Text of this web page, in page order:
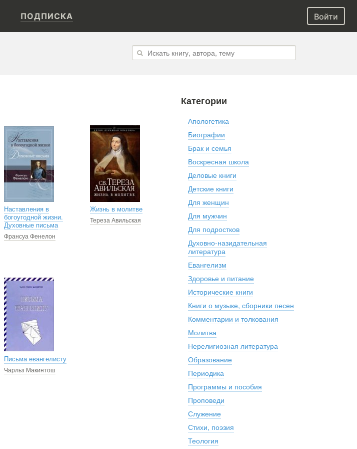
ПОДПИСКА Войти
Наставления в
богоугодной жизни.
Духовные письма
Франсуа Фенелон
Жизнь в молитве
Тереза Авильская
Письма евангелисту
Чарльз Макинтош
Категории
Апологетика
Биографии
Брак и семья
Воскресная школа
Деловые книги
Детские книги
Для женщин
Для мужчин
Для подростков
Духовно-назидательная
литература
Евангелизм
Здоровье и питание
Исторические книги
Книги о музыке, сборники песен
Комментарии и толкования
Молитва
Нерелигиозная литература
Образование
Периодика
Программы и пособия
Проповеди
Служение
Стихи, поэзия
Теология